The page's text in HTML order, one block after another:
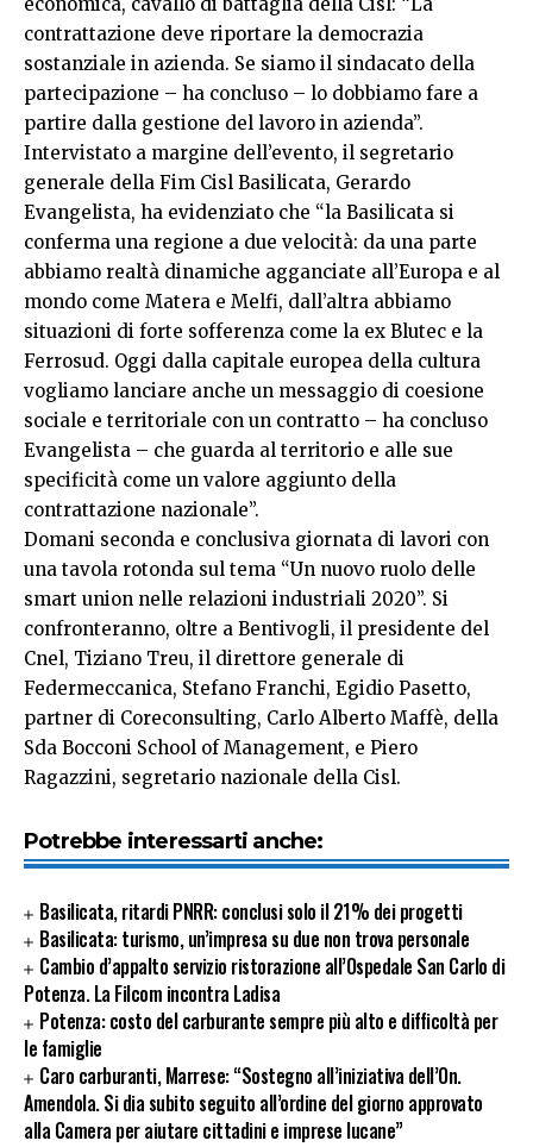
contrattazione deve riportare la democrazia
sostanziale in azienda. Se siamo il sindacato della
partecipazione – ha concluso – lo dobbiamo fare a
partire dalla gestione del lavoro in azienda”.
Intervistato a margine dell’evento, il segretario
generale della Fim Cisl Basilicata, Gerardo
Evangelista, ha evidenziato che “la Basilicata si
conferma una regione a due velocità: da una parte
abbiamo realtà dinamiche agganciate all’Europa e al
mondo come Matera e Melfi, dall’altra abbiamo
situazioni di forte sofferenza come la ex Blutec e la
Ferrosud. Oggi dalla capitale europea della cultura
vogliamo lanciare anche un messaggio di coesione
sociale e territoriale con un contratto – ha concluso
Evangelista – che guarda al territorio e alle sue
specificità come un valore aggiunto della
contrattazione nazionale”.
Domani seconda e conclusiva giornata di lavori con
una tavola rotonda sul tema “Un nuovo ruolo delle
smart union nelle relazioni industriali 2020”. Si
confronteranno, oltre a Bentivogli, il presidente del
Cnel, Tiziano Treu, il direttore generale di
Federmeccanica, Stefano Franchi, Egidio Pasetto,
partner di Coreconsulting, Carlo Alberto Maffè, della
Sda Bocconi School of Management, e Piero
Ragazzini, segretario nazionale della Cisl.
Potrebbe interessarti anche:
Basilicata, ritardi PNRR: conclusi solo il 21% dei progetti
Basilicata: turismo, un’impresa su due non trova personale
Cambio d’appalto servizio ristorazione all’Ospedale San Carlo di
Potenza. La Filcom incontra Ladisa
Potenza: costo del carburante sempre più alto e difficoltà per
le famiglie
Caro carburanti, Marrese: “Sostegno all’iniziativa dell’On.
Amendola. Si dia subito seguito all’ordine del giorno approvato
alla Camera per aiutare cittadini e imprese lucane”